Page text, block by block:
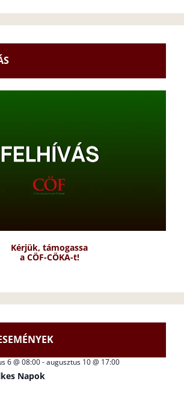
Kérjük, támogassa
a CÖF-CÖKA-t!
6 @ 08:00-augusztus 10 @ 17:00
Napok